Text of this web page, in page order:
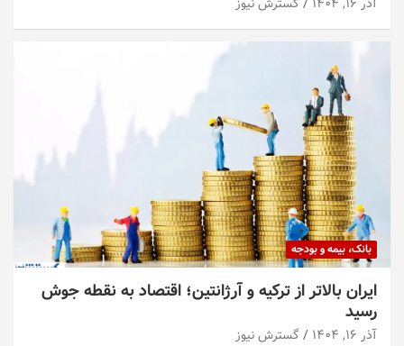
بانک، بیمه و بودجه
ایران بالاتر از ترکیه و آرژانتین؛ اقتصاد به نقطه جوش
رسید
آذر ۱۶, ۱۴۰۴ گسترش نیوز